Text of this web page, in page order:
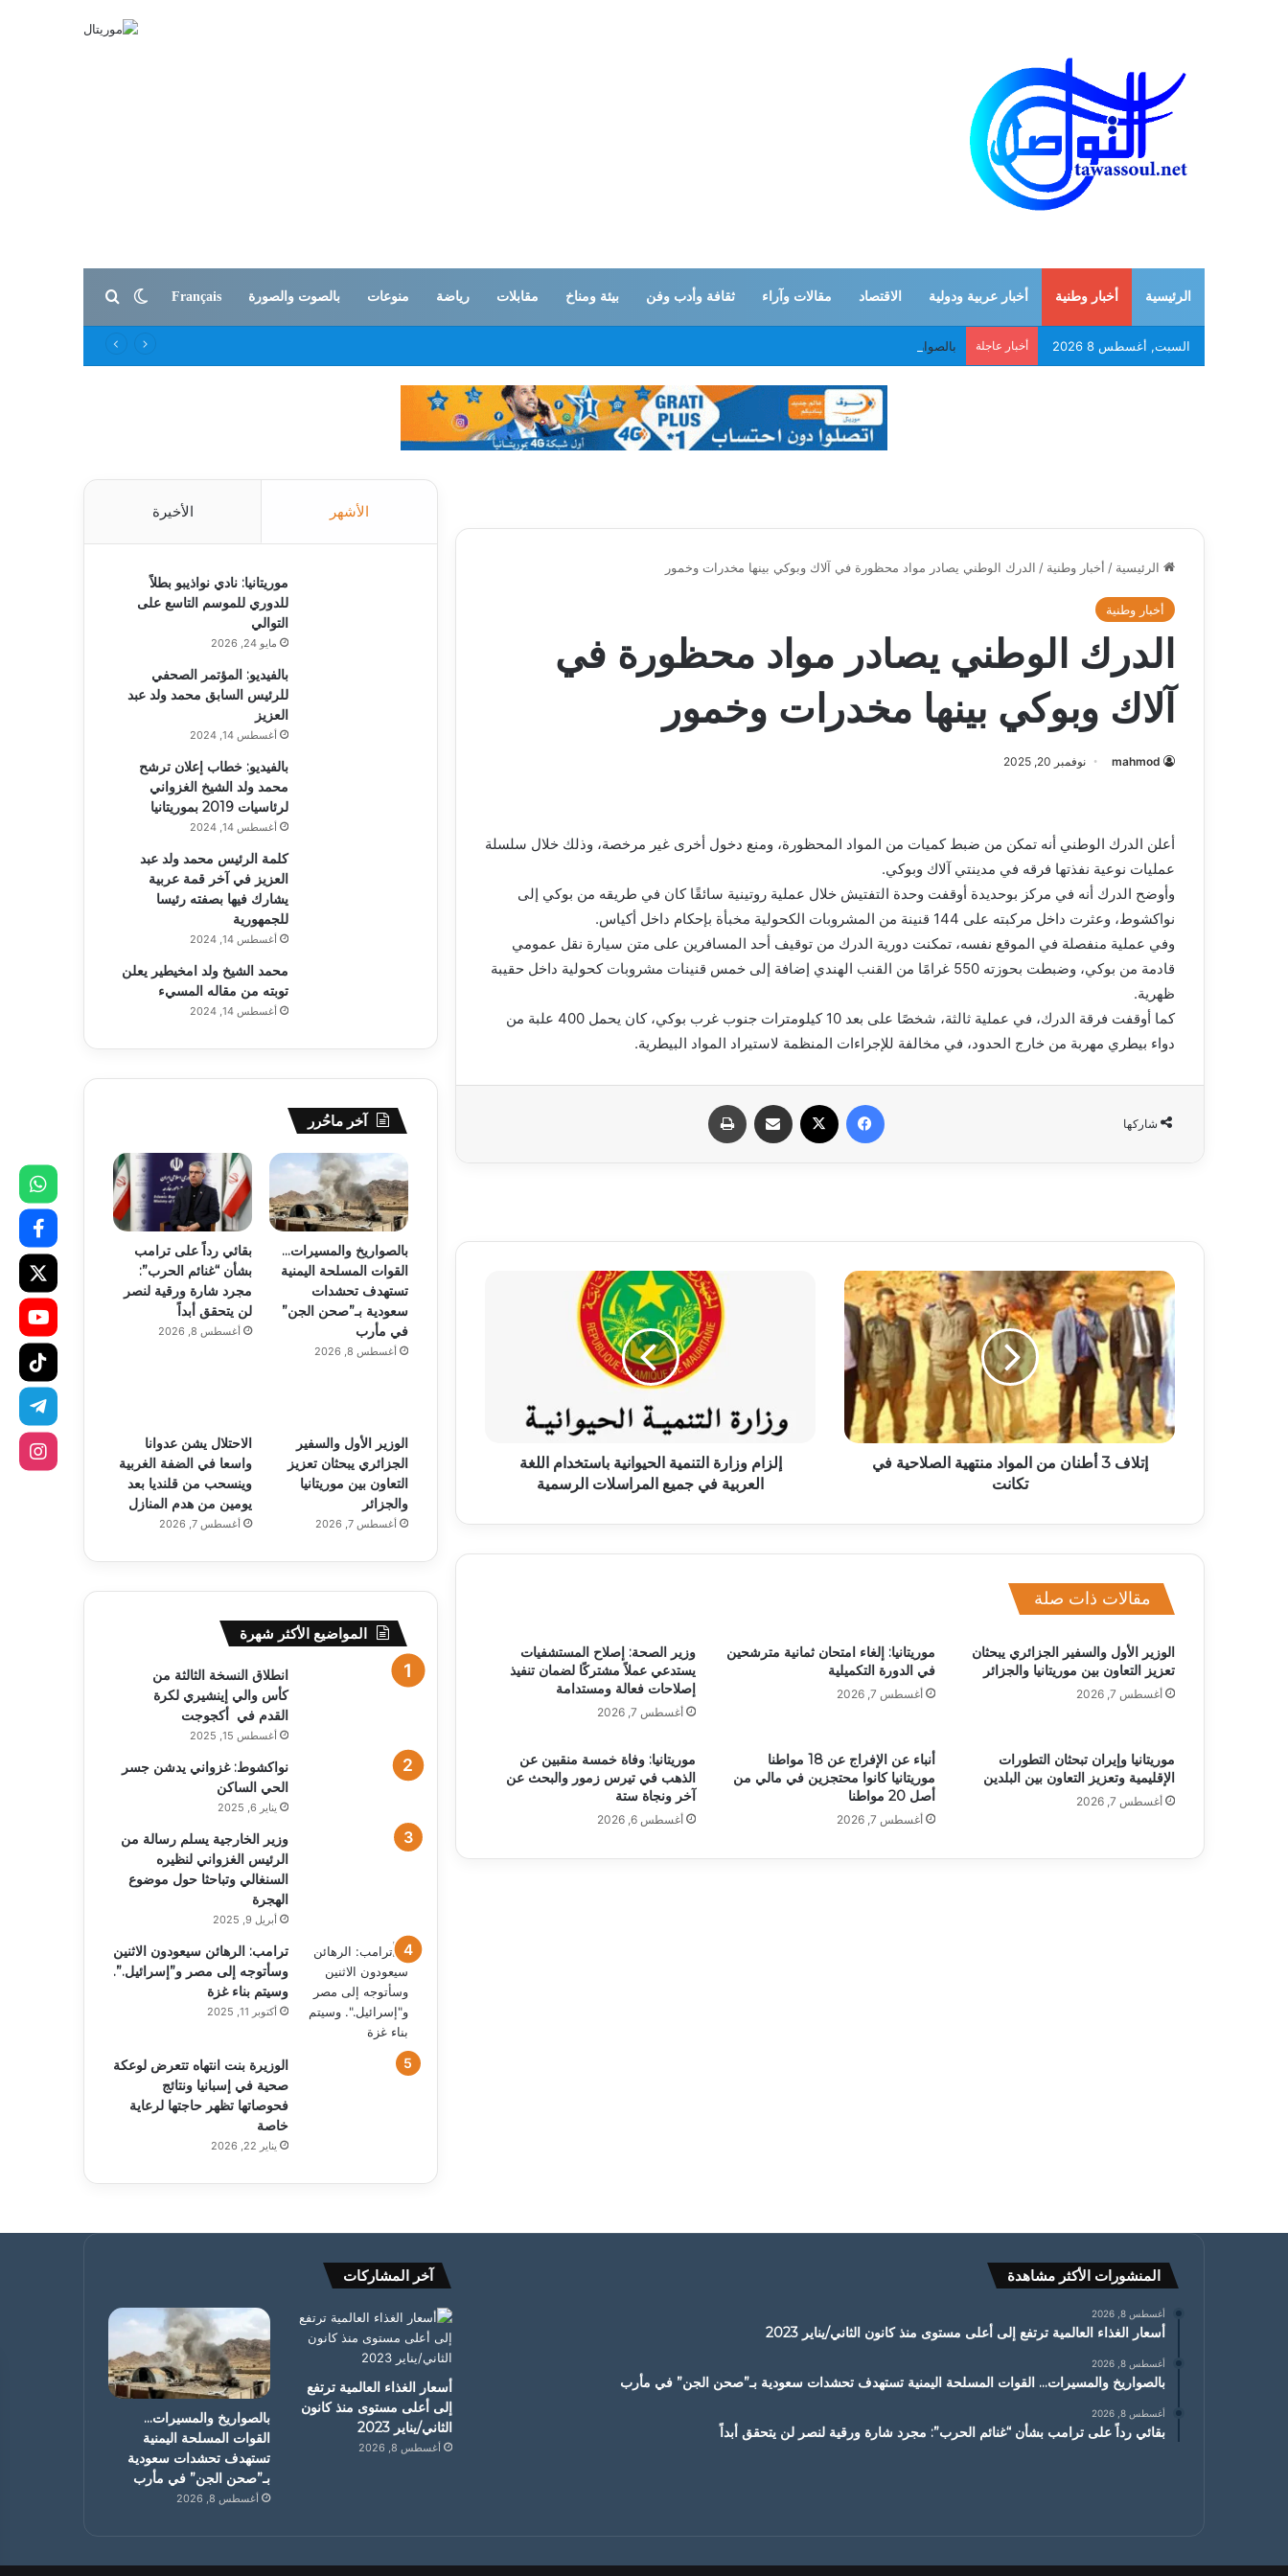
الرئيسية أخبار وطنية أخبار عربية ودولية الاقتصاد مقالات وآراء ثقافة وأدب وفن بيئة ومناخ مقابلات رياضة منوعات بالصوت والصورة Français الوضع المظلم
بحث عن
السبت, أغسطس 8 2026 أخبار عاجلة بالصواريخ والمسيرات… القوات المسلحة اليمنية تستهدف تحشدات سعودية بـ”صحن الجن” في مأرب
الرئيسية / أخبار وطنية / الدرك الوطني يصادر مواد محظورة في آلاك وبوكي بينها مخدرات وخمور
أخبار وطنية
الدرك الوطني يصادر مواد محظورة في
آلاك وبوكي بينها مخدرات وخمور
mahmod نوفمبر 20, 2025
أعلن الدرك الوطني أنه تمكن من ضبط كميات من المواد المحظورة، ومنع دخول أخرى غير مرخصة، وذلك خلال سلسلة
عمليات نوعية نفذتها فرقه في مدينتي آلاك وبوكي.
وأوضح الدرك أنه في مركز بوحديدة أوقفت وحدة التفتيش خلال عملية روتينية سائقًا كان في طريقه من بوكي إلى
نواكشوط، وعثرت داخل مركبته على 144 قنينة من المشروبات الكحولية مخبأة بإحكام داخل أكياس.
وفي عملية منفصلة في الموقع نفسه، تمكنت دورية الدرك من توقيف أحد المسافرين على متن سيارة نقل عمومي
قادمة من بوكي، وضبطت بحوزته 550 غرامًا من القنب الهندي إضافة إلى خمس قنينات مشروبات كحولية داخل حقيبة
ظهرية.
كما أوقفت فرقة الدرك، في عملية ثالثة، شخصًا على بعد 10 كيلومترات جنوب غرب بوكي، كان يحمل 400 علبة من
دواء بيطري مهربة من خارج الحدود، في مخالفة للإجراءات المنظمة لاستيراد المواد البيطرية.
شاركها
فيسبوك مشاركة عبر البريد
إتلاف 3 أطنان من المواد منتهية الصلاحية في
تكانت
إلزام وزارة التنمية الحيوانية باستخدام اللغة
العربية في جميع المراسلات الرسمية
مقالات ذات صلة
الوزير الأول والسفير الجزائري يبحثان
تعزيز التعاون بين موريتانيا والجزائر
أغسطس 7, 2026
موريتانيا: إلغاء امتحان ثمانية مترشحين
في الدورة التكميلية
أغسطس 7, 2026
وزير الصحة: إصلاح المستشفيات
يستدعي عملاً مشتركًا لضمان تنفيذ
إصلاحات فعالة ومستدامة
أغسطس 7, 2026
موريتانيا وإيران تبحثان التطورات
الإقليمية وتعزيز التعاون بين البلدين
أغسطس 7, 2026
أنباء عن الإفراج عن 18 مواطنا
موريتانيا كانوا محتجزين في مالي من
أصل 20 مواطنا
أغسطس 7, 2026
موريتانيا: وفاة خمسة منقبين عن
الذهب في تيرس زمور والبحث عن
آخر ونجاة ستة
أغسطس 6, 2026
الأشهر الأخيرة
موريتانيا: نادي نواذيبو بطلاً
للدوري للموسم التاسع على
التوالي
مايو 24, 2026
بالفيديو: المؤتمر الصحفي
للرئيس السابق محمد ولد عبد
العزيز
أغسطس 14, 2024
بالفيديو: خطاب إعلان ترشح
محمد ولد الشيخ الغزواني
لرئاسيات 2019 بموريتانيا
أغسطس 14, 2024
كلمة الرئيس محمد ولد عبد
العزيز في آخر قمة عربية
يشارك فيها بصفته رئيسا
للجمهورية
أغسطس 14, 2024
محمد الشيخ ولد امخيطير يعلن
توبته من مقاله المسيء
أغسطس 14, 2024
آخر ماحُرر
بالصواريخ والمسيرات…
القوات المسلحة اليمنية
تستهدف تحشدات
سعودية بـ”صحن الجن”
في مأرب
أغسطس 8, 2026
بقائي رداً على ترامب
بشأن “غنائم الحرب”:
مجرد شارة ورقية لنصر
لن يتحقق أبداً
أغسطس 8, 2026
الوزير الأول والسفير
الجزائري يبحثان تعزيز
التعاون بين موريتانيا
والجزائر
أغسطس 7, 2026
الاحتلال يشن عدوانا
واسعا في الضفة الغربية
وينسحب من قلنديا بعد
يومين من هدم المنازل
أغسطس 7, 2026
المواضيع الأكثر شهرة
انطلاق النسخة الثالثة من
كأس والي إينشيري لكرة
القدم في أكجوجت
أغسطس 15, 2025
نواكشوط: غزواني يدشن جسر
الحي الساكن
يناير 6, 2025
وزير الخارجية يسلم رسالة من
الرئيس الغزواني لنظيره
السنغالي وتباحثا حول موضوع
الهجرة
أبريل 9, 2025
ترامب: الرهائن سيعودون الاثنين
وسأتوجه إلى مصر و”إسرائيل.”.
وسيتم بناء غزة
أكتوبر 11, 2025
الوزيرة بنت انتهاه تتعرض لوعكة
صحية في إسبانيا ونتائج
فحوصاتها تظهر حاجتها لرعاية
خاصة
يناير 22, 2026
المنشورات الأكثر مشاهدة
أغسطس 8, 2026
أسعار الغذاء العالمية ترتفع إلى أعلى مستوى منذ كانون الثاني/يناير 2023
أغسطس 8, 2026
بالصواريخ والمسيرات… القوات المسلحة اليمنية تستهدف تحشدات سعودية بـ”صحن الجن” في مأرب
أغسطس 8, 2026
بقائي رداً على ترامب بشأن “غنائم الحرب”: مجرد شارة ورقية لنصر لن يتحقق أبداً
آخر المشاركات
أسعار الغذاء العالمية ترتفع
إلى أعلى مستوى منذ كانون
الثاني/يناير 2023
أغسطس 8, 2026
بالصواريخ والمسيرات…
القوات المسلحة اليمنية
تستهدف تحشدات سعودية
بـ”صحن الجن” في مأرب
أغسطس 8, 2026